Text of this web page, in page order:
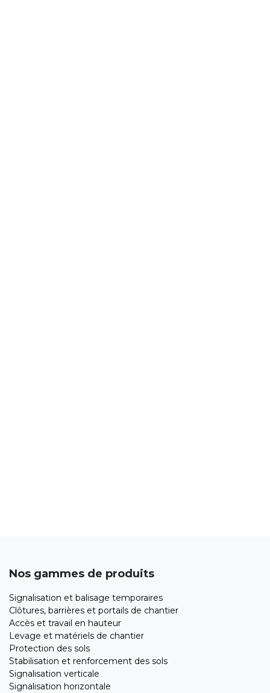
Nos gammes de produits
Signalisation et balisage temporaires
Clôtures, barrières et portails de chantier
Accès et travail en hauteur
Levage et matériels de chantier
Protection des sols
Stabilisation et renforcement des sols
Signalisation verticale
Signalisation horizontale